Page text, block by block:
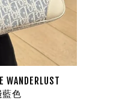
WANDERLUST
色